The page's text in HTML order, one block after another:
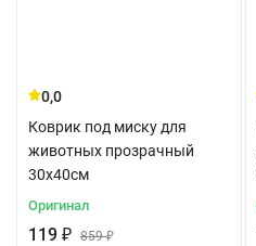
0,0
Коврик под миску для
животных прозрачный
30x40см
Оригинал
119 ₽ 859₽